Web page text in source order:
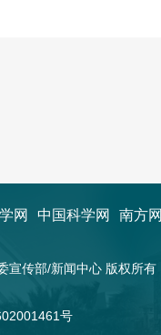
网 中国科学网 南方网
宣传部/新闻中心 版权所有
号